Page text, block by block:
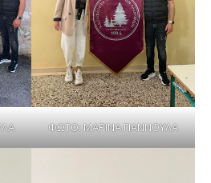
ΦΩΤΟ: ΜΑΡΙΝΑ ΓΙΑΝΝΟΥΛΑ